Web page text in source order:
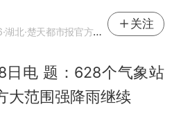
·湖北·楚天都市报官方网易号
关注
日电 题：628个气象站
大范围强降雨继续